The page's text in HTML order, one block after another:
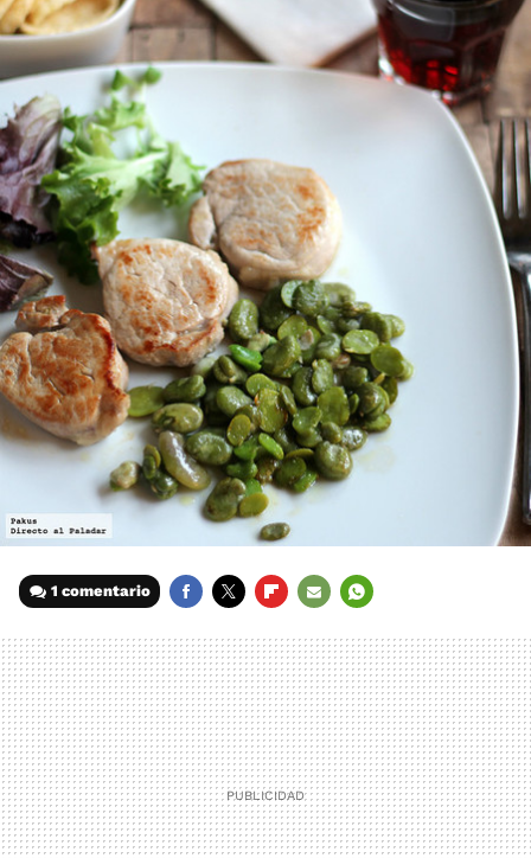
1 comentario
MAIL